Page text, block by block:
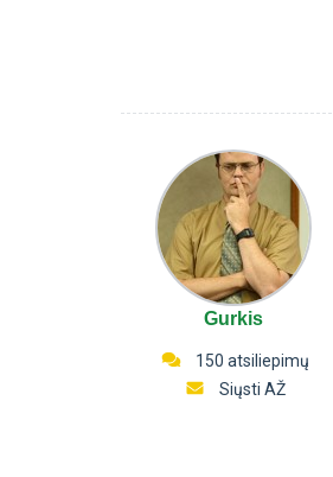
Gurkis
150 atsiliepimų
Siųsti AŽ